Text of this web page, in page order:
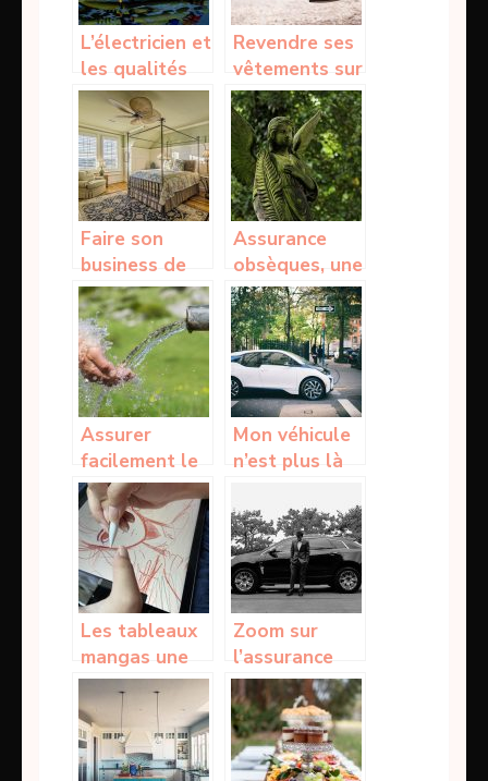
L’électricien et
les qualités
requises par
ses services
Revendre ses
vêtements sur
Internet
Faire son
business de
chez soi
Assurance
obsèques, une
prise en
charge
complète
Assurer
facilement le
service en eau
grâce aux
citernes
souples
Mon véhicule
n’est plus là
ce qu’il faut
faire
Les tableaux
mangas une
excellente
option pour la
décoration
murale
Zoom sur
l’assurance
d’un véhicule
professionnel